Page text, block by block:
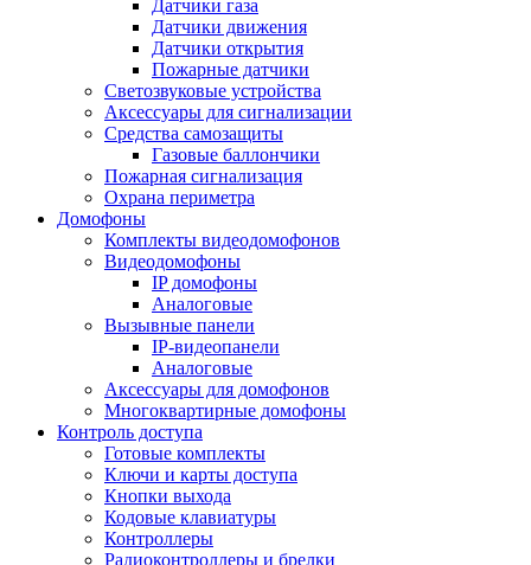
Датчики газа
Датчики движения
Датчики открытия
Пожарные датчики
Светозвуковые устройства
Аксессуары для сигнализации
Средства самозащиты
Газовые баллончики
Пожарная сигнализация
Охрана периметра
Домофоны
Комплекты видеодомофонов
Видеодомофоны
IP домофоны
Аналоговые
Вызывные панели
IP-видеопанели
Аналоговые
Аксессуары для домофонов
Многоквартирные домофоны
Контроль доступа
Готовые комплекты
Ключи и карты доступа
Кнопки выхода
Кодовые клавиатуры
Контроллеры
Радиоконтроллеры и брелки